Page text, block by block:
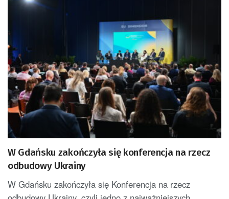
W Gdańsku zakończyła się konferencja na rzecz
odbudowy Ukrainy
W Gdańsku zakończyła się Konferencja na rzecz